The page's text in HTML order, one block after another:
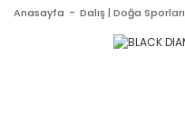
Anasayfa Dalış | Doğa Sporları